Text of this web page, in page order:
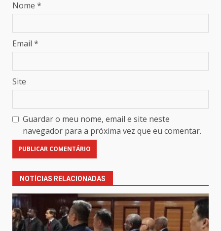
Nome *
Email *
Site
Guardar o meu nome, email e site neste
navegador para a próxima vez que eu comentar.
NOTÍCIAS RELACIONADAS